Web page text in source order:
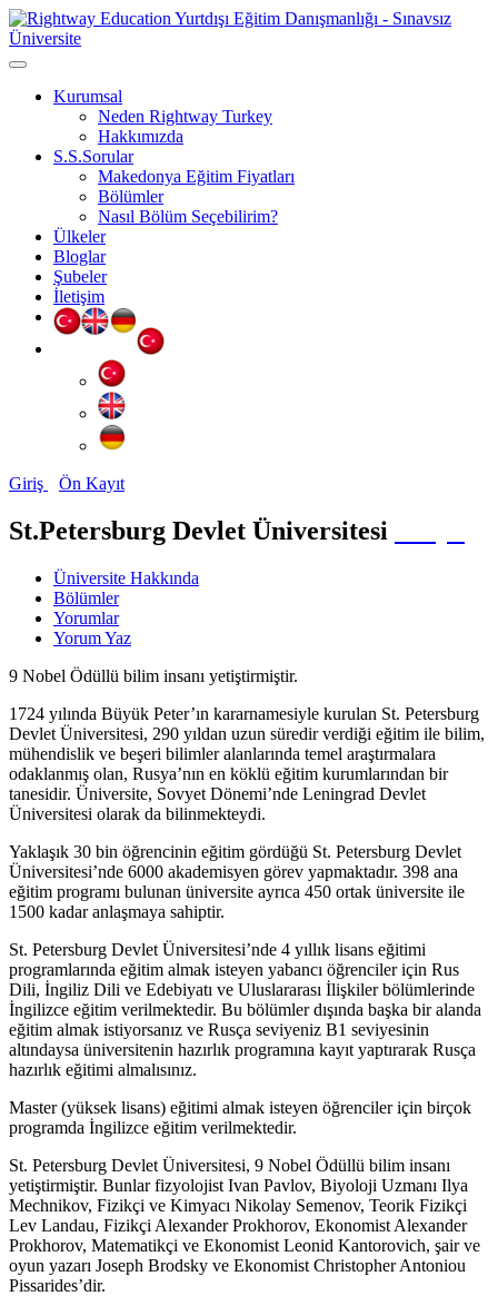
Kurumsal
Neden Rightway Turkey
Hakkımızda
S.S.Sorular
Makedonya Eğitim Fiyatları
Bölümler
Nasıl Bölüm Seçebilirim?
Ülkeler
Bloglar
Şubeler
İletişim
Giriş Ön Kayıt
St.Petersburg Devlet Üniversitesi
Üniversite Hakkında
Bölümler
Yorumlar
Yorum Yaz
9 Nobel Ödüllü bilim insanı yetiştirmiştir.
1724 yılında Büyük Peter’ın kararnamesiyle kurulan St. Petersburg
Devlet Üniversitesi, 290 yıldan uzun süredir verdiği eğitim ile bilim,
mühendislik ve beşeri bilimler alanlarında temel araştırmalara
odaklanmış olan, Rusya’nın en köklü eğitim kurumlarından bir
tanesidir. Üniversite, Sovyet Dönemi’nde Leningrad Devlet
Üniversitesi olarak da bilinmekteydi.
Yaklaşık 30 bin öğrencinin eğitim gördüğü St. Petersburg Devlet
Üniversitesi’nde 6000 akademisyen görev yapmaktadır. 398 ana
eğitim programı bulunan üniversite ayrıca 450 ortak üniversite ile
1500 kadar anlaşmaya sahiptir.
St. Petersburg Devlet Üniversitesi’nde 4 yıllık lisans eğitimi
programlarında eğitim almak isteyen yabancı öğrenciler için Rus
Dili, İngiliz Dili ve Edebiyatı ve Uluslararası İlişkiler bölümlerinde
İngilizce eğitim verilmektedir. Bu bölümler dışında başka bir alanda
eğitim almak istiyorsanız ve Rusça seviyeniz B1 seviyesinin
altındaysa üniversitenin hazırlık programına kayıt yaptırarak Rusça
hazırlık eğitimi almalısınız.
Master (yüksek lisans) eğitimi almak isteyen öğrenciler için birçok
programda İngilizce eğitim verilmektedir.
St. Petersburg Devlet Üniversitesi, 9 Nobel Ödüllü bilim insanı
yetiştirmiştir. Bunlar fizyolojist Ivan Pavlov, Biyoloji Uzmanı Ilya
Mechnikov, Fizikçi ve Kimyacı Nikolay Semenov, Teorik Fizikçi
Lev Landau, Fizikçi Alexander Prokhorov, Ekonomist Alexander
Prokhorov, Matematikçi ve Ekonomist Leonid Kantorovich, şair ve
oyun yazarı Joseph Brodsky ve Ekonomist Christopher Antoniou
Pissarides’dir.